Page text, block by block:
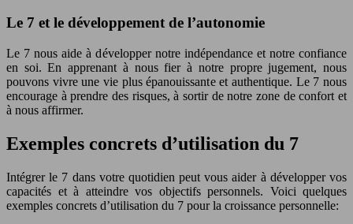
Le 7 et le développement de l’autonomie
Le 7 nous aide à développer notre indépendance et notre confiance
en soi. En apprenant à nous fier à notre propre jugement, nous
pouvons vivre une vie plus épanouissante et authentique. Le 7 nous
encourage à prendre des risques, à sortir de notre zone de confort et
à nous affirmer.
Exemples concrets d’utilisation du 7
Intégrer le 7 dans votre quotidien peut vous aider à développer vos
capacités et à atteindre vos objectifs personnels. Voici quelques
exemples concrets d’utilisation du 7 pour la croissance personnelle: